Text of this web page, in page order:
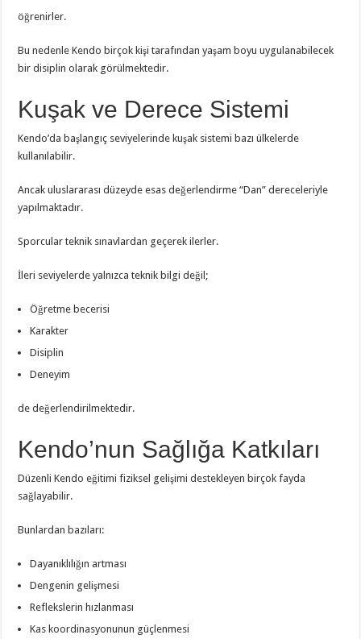
öğrenirler.
Bu nedenle Kendo birçok kişi tarafından yaşam boyu uygulanabilecek
bir disiplin olarak görülmektedir.
Kuşak ve Derece Sistemi
Kendo’da başlangıç seviyelerinde kuşak sistemi bazı ülkelerde
kullanılabilir.
Ancak uluslararası düzeyde esas değerlendirme “Dan” dereceleriyle
yapılmaktadır.
Sporcular teknik sınavlardan geçerek ilerler.
İleri seviyelerde yalnızca teknik bilgi değil;
Öğretme becerisi
Karakter
Disiplin
Deneyim
de değerlendirilmektedir.
Kendo’nun Sağlığa Katkıları
Düzenli Kendo eğitimi fiziksel gelişimi destekleyen birçok fayda
sağlayabilir.
Bunlardan bazıları:
Dayanıklılığın artması
Dengenin gelişmesi
Reflekslerin hızlanması
Kas koordinasyonunun güçlenmesi